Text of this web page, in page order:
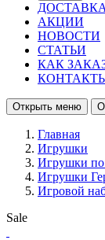
АКЦИИ
НОВОСТИ
СТАТЬИ
КАК
Открыть меню
Главная
Игрушки
Игрушки
Игрушки
Игровой
Sale